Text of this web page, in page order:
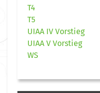
T4
T5
UIAA IV Vorstieg
UIAA V Vorstieg
WS